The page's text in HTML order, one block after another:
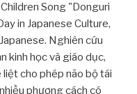
Song "Donguri
in Japanese Culture,
Nghiên cứu
kinh học và giáo dục,
cho phép não bộ tái
phương cách có